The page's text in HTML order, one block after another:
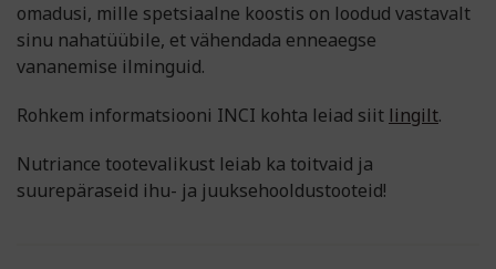
omadusi, mille spetsiaalne koostis on loodud vastavalt
sinu nahatüübile, et vähendada enneaegse
vananemise ilminguid.
Rohkem informatsiooni INCI kohta leiad siit lingilt.
Nutriance tootevalikust leiab ka toitvaid ja
suurepäraseid ihu- ja juuksehooldustooteid!